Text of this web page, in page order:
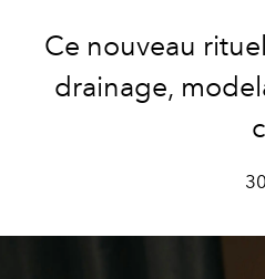
Ce nouveau
drainage,